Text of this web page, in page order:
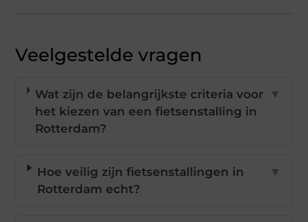
Veelgestelde vragen
Wat zijn de belangrijkste criteria voor
het kiezen van een fietsenstalling in
Rotterdam?
▼
Hoe veilig zijn fietsenstallingen in
Rotterdam echt?
▼